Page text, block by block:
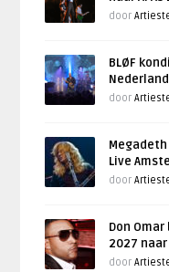
door
BLØF
door
Live
door
Don
2027
door